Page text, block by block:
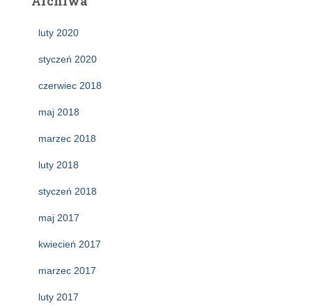
luty 2020
styczeń 2020
czerwiec 2018
maj 2018
marzec 2018
luty 2018
styczeń 2018
maj 2017
kwiecień 2017
marzec 2017
luty 2017